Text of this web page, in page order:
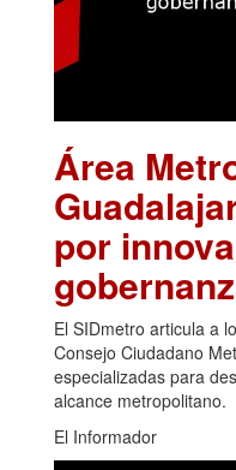
Área
por
El SIDmetro articula a
Consejo Ciudadano
especializadas para
alcance metropolitano.
El Informador